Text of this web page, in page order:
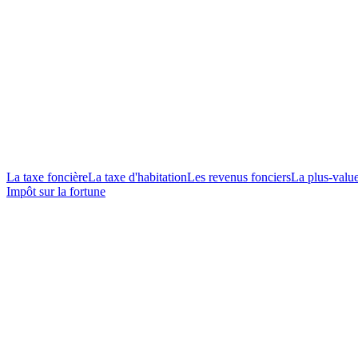
La taxe foncièreLa taxe d'habitationLes revenus fonciersLa plus-
Impôt sur la fortune